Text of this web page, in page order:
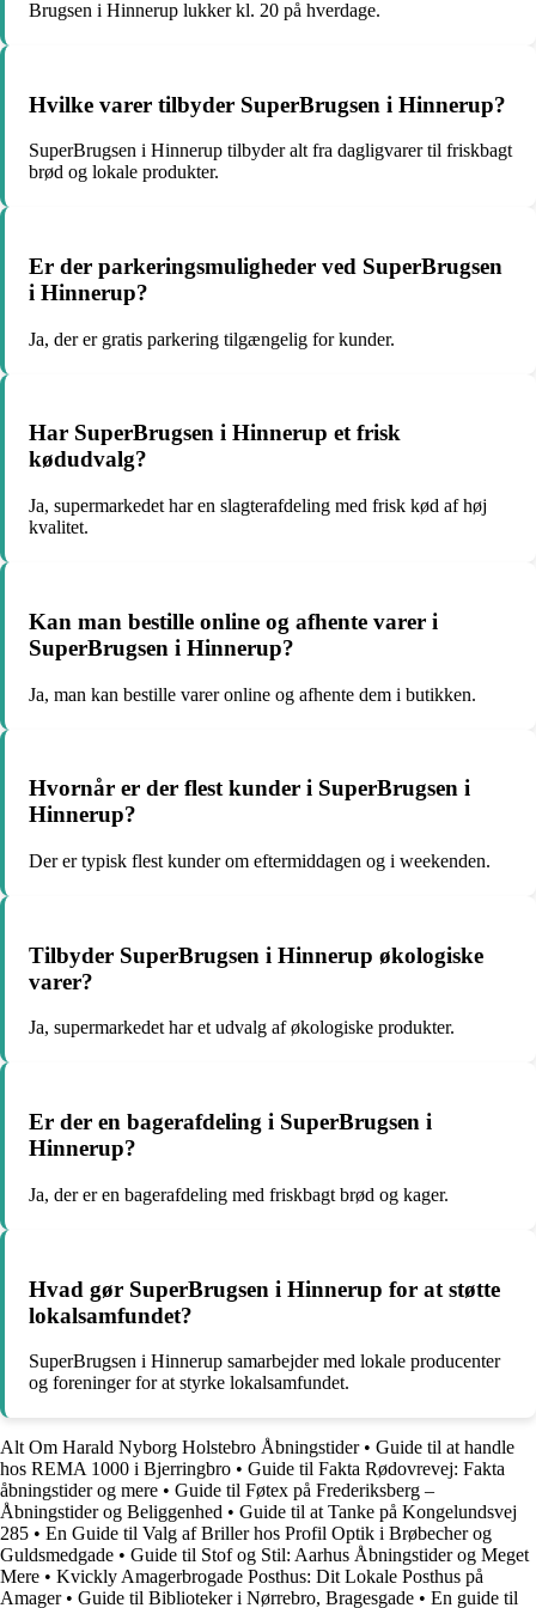
Brugsen i Hinnerup lukker kl. 20 på hverdage.
Hvilke varer tilbyder SuperBrugsen i Hinnerup?
SuperBrugsen i Hinnerup tilbyder alt fra dagligvarer til friskbagt
brød og lokale produkter.
Er der parkeringsmuligheder ved SuperBrugsen
i Hinnerup?
Ja, der er gratis parkering tilgængelig for kunder.
Har SuperBrugsen i Hinnerup et frisk
kødudvalg?
Ja, supermarkedet har en slagterafdeling med frisk kød af høj
kvalitet.
Kan man bestille online og afhente varer i
SuperBrugsen i Hinnerup?
Ja, man kan bestille varer online og afhente dem i butikken.
Hvornår er der flest kunder i SuperBrugsen i
Hinnerup?
Der er typisk flest kunder om eftermiddagen og i weekenden.
Tilbyder SuperBrugsen i Hinnerup økologiske
varer?
Ja, supermarkedet har et udvalg af økologiske produkter.
Er der en bagerafdeling i SuperBrugsen i
Hinnerup?
Ja, der er en bagerafdeling med friskbagt brød og kager.
Hvad gør SuperBrugsen i Hinnerup for at støtte
lokalsamfundet?
SuperBrugsen i Hinnerup samarbejder med lokale producenter
og foreninger for at styrke lokalsamfundet.
Alt Om Harald Nyborg Holstebro Åbningstider• Guide til at handle
hos REMA 1000 i Bjerringbro • Guide til Fakta Rødovrevej: Fakta
åbningstider og mere • Guide til Føtex på Frederiksberg –
Åbningstider og Beliggenhed • Guide til at Tanke på Kongelundsvej
285 • En Guide til Valg af Briller hos Profil Optik i Brøbecher og
Guldsmedgade • Guide til Stof og Stil: Aarhus Åbningstider og Meget
Mere • Kvickly Amagerbrogade Posthus: Dit Lokale Posthus på
Amager• Guide til Biblioteker i Nørrebro, Bragesgade • En guide til